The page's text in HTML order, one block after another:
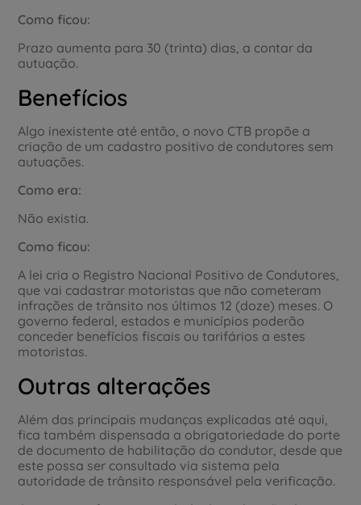
Como ficou:
Prazo aumenta para 30 (trinta) dias, a contar da
autuação.
Benefícios
Algo inexistente até então, o novo CTB propõe a
criação de um cadastro positivo de condutores sem
autuações.
Como era:
Não existia.
Como ficou:
A lei cria o Registro Nacional Positivo de Condutores,
que vai cadastrar motoristas que não cometeram
infrações de trânsito nos últimos 12 (doze) meses. O
governo federal, estados e municípios poderão
conceder benefícios fiscais ou tarifários a estes
motoristas.
Outras alterações
Além das principais mudanças explicadas até aqui,
fica também dispensada a obrigatoriedade do porte
de documento de habilitação do condutor, desde que
este possa ser consultado via sistema pela
autoridade de trânsito responsável pela verificação.